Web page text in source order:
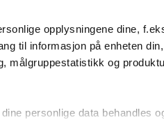
opplysningene dine,
til informasjon på enheten
målgruppestatistikk og
personlige data behandles
bedre sikkerhet, men at det
følge.